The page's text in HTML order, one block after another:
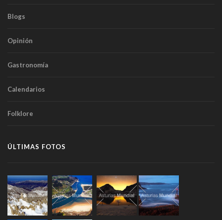
Blogs
Opinión
Gastronomía
Calendarios
Folklore
ÚLTIMAS FOTOS